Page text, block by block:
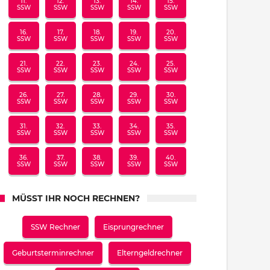
SSW
SSW
SSW
SSW
SSW
16.
SSW
17.
SSW
18.
SSW
19.
SSW
20.
SSW
21.
SSW
22.
SSW
23.
SSW
24.
SSW
25.
SSW
26.
SSW
27.
SSW
28.
SSW
29.
SSW
30.
SSW
31.
SSW
32.
SSW
33.
SSW
34.
SSW
35.
SSW
36.
SSW
37.
SSW
38.
SSW
39.
SSW
40.
SSW
MÜSST IHR NOCH RECHNEN?
SSW Rechner Eisprungrechner
Geburtsterminrechner Elterngeldrechner